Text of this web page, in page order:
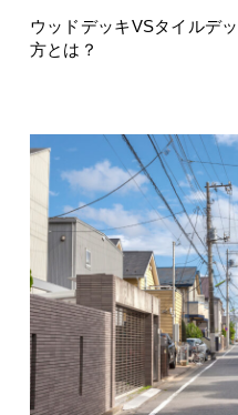
ウッドデッキVSタイルデ
方とは？